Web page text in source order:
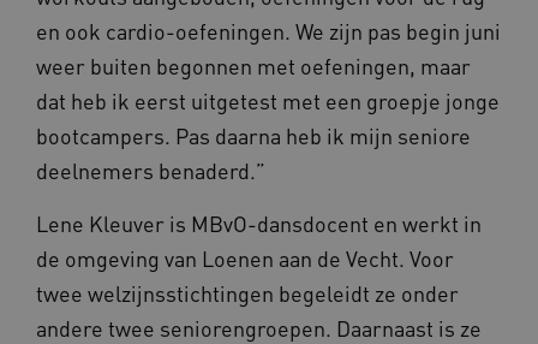
en ook cardio-oefeningen. We zijn pas begin juni
weer buiten begonnen met oefeningen, maar
dat heb ik eerst uitgetest met een groepje jonge
bootcampers. Pas daarna heb ik mijn seniore
deelnemers benaderd.”
Lene Kleuver is MBvO-dansdocent en werkt in
de omgeving van Loenen aan de Vecht. Voor
twee welzijnsstichtingen begeleidt ze onder
andere twee seniorengroepen. Daarnaast is ze